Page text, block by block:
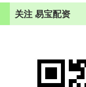
关注 易宝配资